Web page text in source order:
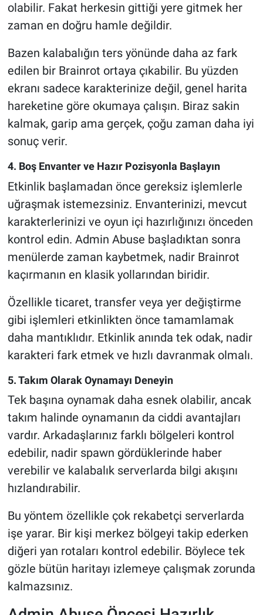
olabilir. Fakat herkesin gittiği yere gitmek her
zaman en doğru hamle değildir.
Bazen kalabalığın ters yönünde daha az fark
edilen bir Brainrot ortaya çıkabilir. Bu yüzden
ekranı sadece karakterinize değil, genel harita
hareketine göre okumaya çalışın. Biraz sakin
kalmak, garip ama gerçek, çoğu zaman daha iyi
sonuç verir.
4. Boş Envanter ve Hazır Pozisyonla Başlayın
Etkinlik başlamadan önce gereksiz işlemlerle
uğraşmak istemezsiniz. Envanterinizi, mevcut
karakterlerinizi ve oyun içi hazırlığınızı önceden
kontrol edin. Admin Abuse başladıktan sonra
menülerde zaman kaybetmek, nadir Brainrot
kaçırmanın en klasik yollarından biridir.
Özellikle ticaret, transfer veya yer değiştirme
gibi işlemleri etkinlikten önce tamamlamak
daha mantıklıdır. Etkinlik anında tek odak, nadir
karakteri fark etmek ve hızlı davranmak olmalı.
5. Takım Olarak Oynamayı Deneyin
Tek başına oynamak daha esnek olabilir, ancak
takım halinde oynamanın da ciddi avantajları
vardır. Arkadaşlarınız farklı bölgeleri kontrol
edebilir, nadir spawn gördüklerinde haber
verebilir ve kalabalık serverlarda bilgi akışını
hızlandırabilir.
Bu yöntem özellikle çok rekabetçi serverlarda
işe yarar. Bir kişi merkez bölgeyi takip ederken
diğeri yan rotaları kontrol edebilir. Böylece tek
gözle bütün haritayı izlemeye çalışmak zorunda
kalmazsınız.